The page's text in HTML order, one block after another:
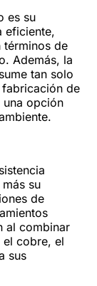
es su
eficiente,
términos de
Además, la
tan solo
de
opción
su
de
al combinar
cobre, el
sus